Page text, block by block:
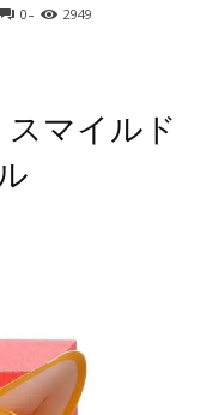
0- 2949
マイルド